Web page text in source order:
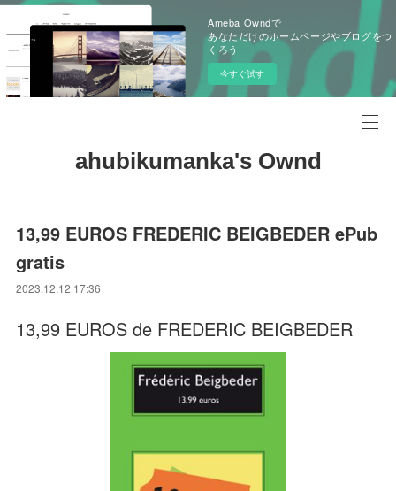
Ameba Owndで
あなただけのホームページやブログをつ
くろう
今すぐ試す
ahubikumanka's Ownd
13,99 EUROS FREDERIC BEIGBEDER ePub
gratis
2023.12.12 17:36
13,99 EUROS de FREDERIC BEIGBEDER